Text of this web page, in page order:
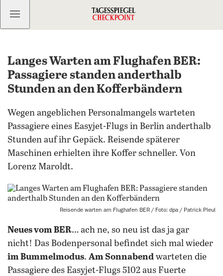
Kostenlos anmelden
Langes Warten am Flughafen BER:
Passagiere standen anderthalb
Stunden an den Kofferbändern
Wegen angeblichen Personalmangels warteten
Passagiere eines Easyjet-Flugs in Berlin anderthalb
Stunden auf ihr Gepäck. Reisende späterer
Maschinen erhielten ihre Koffer schneller. Von
Lorenz Maroldt.
Reisende warten am Flughafen BER / Foto: dpa / Patrick Pleul
Neues vom BER… ach ne, so neu ist das ja gar
nicht! Das Bodenpersonal befindet sich mal wieder
im Bummelmodus. Am Sonnabend warteten die
Passagiere des Easyjet-Flugs 5102 aus Fuerte